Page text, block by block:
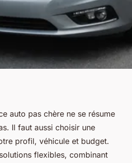
pas chère :
la formule
auto pas chère ne se résume
Il faut aussi choisir une
profil, véhicule et budget.
flexibles, combinant